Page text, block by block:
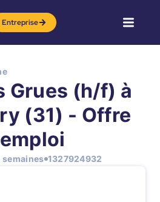
Entreprise
Grues (h/f) à
(31) - Offre
semaines 1327924932